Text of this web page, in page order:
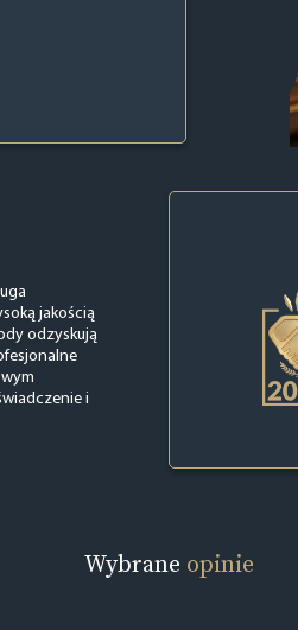
jakością
odzyskują
i
Wybrane opinie